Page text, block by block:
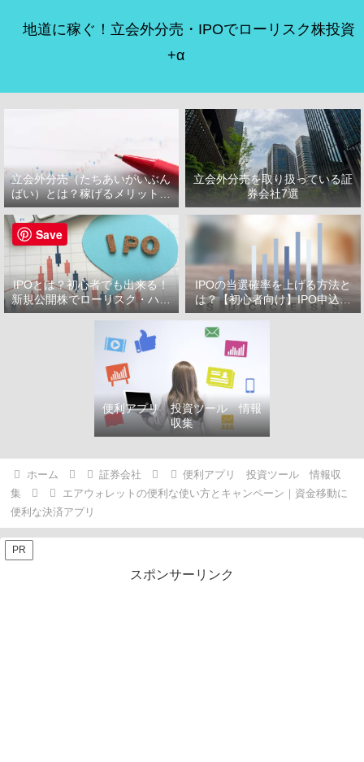
地道に稼ぐ！立会外分売・IPOでローリスク株投資
+α
立会外分売（たちあいがいぶん
ばい）とは？稼げるメリット・
デメリット
立会外分売を取り扱っている証
券会社7選
IPOとは？初心者でも出来る！
新規公開株でローリスク・ハイ
リターン投資をはじめよう！
IPOの当選確率を上げる方法と
は？【初心者向け】IPO申込で
選ぶべき証券会社
便利アプリ 投資ツール 情報
収集
ホーム 証券会社
便利アプリ 投資ツール 情報収
集
エアウォレットの便利な使い方とキャンペーン｜資金移動に
便利な決済アプリ
PR
スポンサーリンク
Save